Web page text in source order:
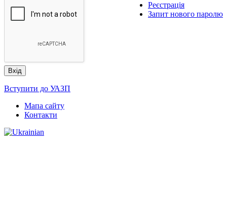
Реєстрація
Запит нового паролю
Вступити до УАЗП
Мапа сайту
Контакти